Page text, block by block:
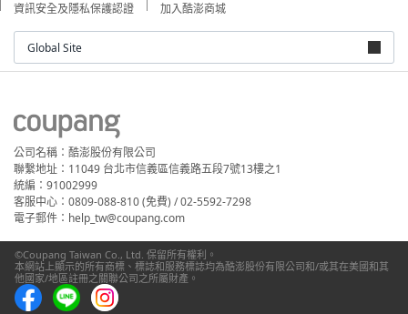
資訊安全及隱私保護認證
加入酷澎商城
Global Site
公司名稱：酷澎股份有限公司
聯繫地址：11049 台北市信義區信義路五段7號13樓之1
統編：91002999
客服中心：0809-088-810 (免費) / 02-5592-7298
電子郵件：help_tw@coupang.com
©Coupang Taiwan Co., Ltd. 保留所有權利。
本網站上顯示的所有商標、標誌和服務標誌均為酷澎股份有限公司和/或其在美國和其
他國家/地區註冊之關聯公司之所屬財產。